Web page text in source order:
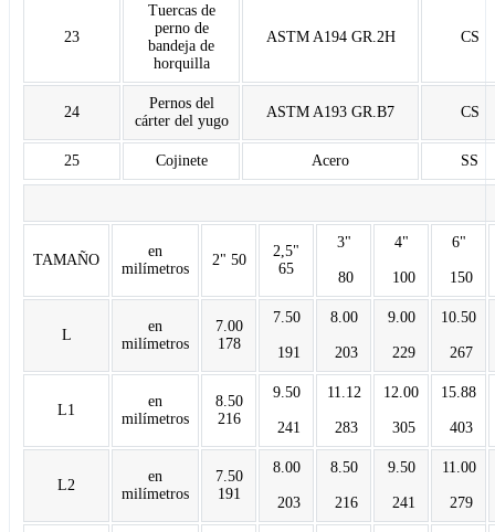
23
Tuercas de
perno de
bandeja de
horquilla
ASTM A194 GR.2H CS
24
Pernos del
cárter del yugo
ASTM A193 GR.B7 CS
25 Cojinete Acero SS
TAMAÑO
en
milímetros
2" 50
2,5"
65
3"
80
4"
100
6"
150
L
en
milímetros
7.00
178
7.50
191
8.00
203
9.00
229
10.50
267
L1
en
milímetros
8.50
216
9.50
241
11.12
283
12.00
305
15.88
403
L2
en
milímetros
7.50
191
8.00
203
8.50
216
9.50
241
11.00
279